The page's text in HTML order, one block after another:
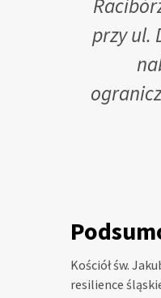
przy ul.
Kościół św.
resilience